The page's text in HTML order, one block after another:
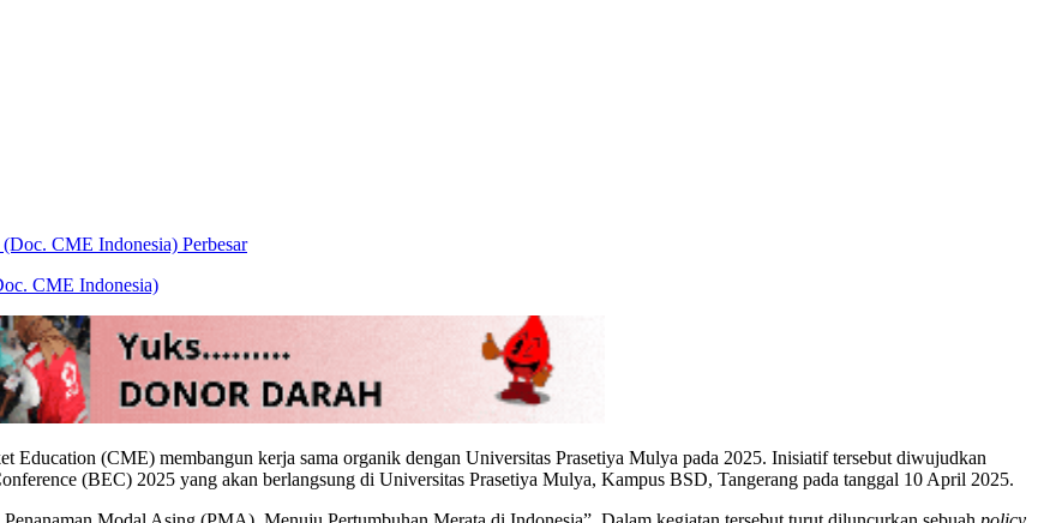
Perbesar
CME Indonesia)
Education (CME) membangun kerja sama organik dengan Universitas Prasetiya Mulya pada 2025. Inisiatif tersebut diwujudkan
(BEC) 2025 yang akan berlangsung di Universitas Prasetiya Mulya, Kampus BSD, Tangerang pada tanggal 10 April 2025.